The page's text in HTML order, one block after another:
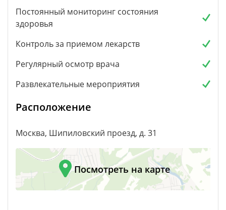
Постоянный мониторинг состояния
здоровья
Контроль за приемом лекарств
Регулярный осмотр врача
Развлекательные мероприятия
Расположение
Москва, Шипиловский проезд, д. 31
Посмотреть на карте